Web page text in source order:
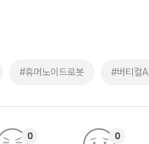
#휴머노이드로봇 #버티컬AI
0 0